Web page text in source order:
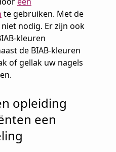
te gebruiken. Met de
nodig. Er zijn ook
kleuren
de BIAB-kleuren
of gellak uw nagels
opleiding
een